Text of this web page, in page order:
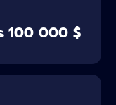
100 000 $